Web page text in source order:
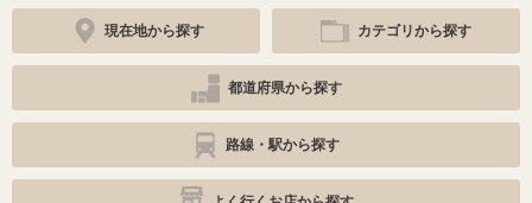
現在地から探す カテゴリから探す
都道府県から探す
路線・駅から探す